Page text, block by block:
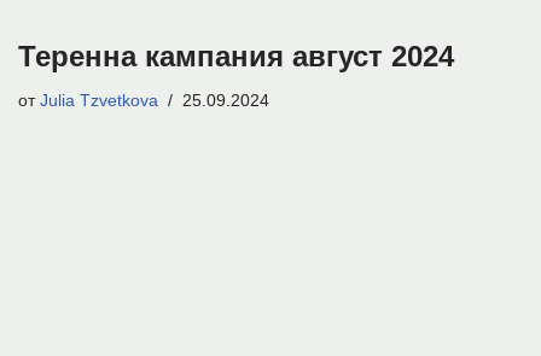
Теренна кампания август 2024
от Julia Tzvetkova 25.09.2024